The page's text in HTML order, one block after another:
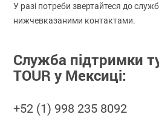
У разі потреби звертайтеся до
нижчевказаними контактами.
Служба підтримки
TOUR у Мексиці:
+52 (1) 998 235 8092